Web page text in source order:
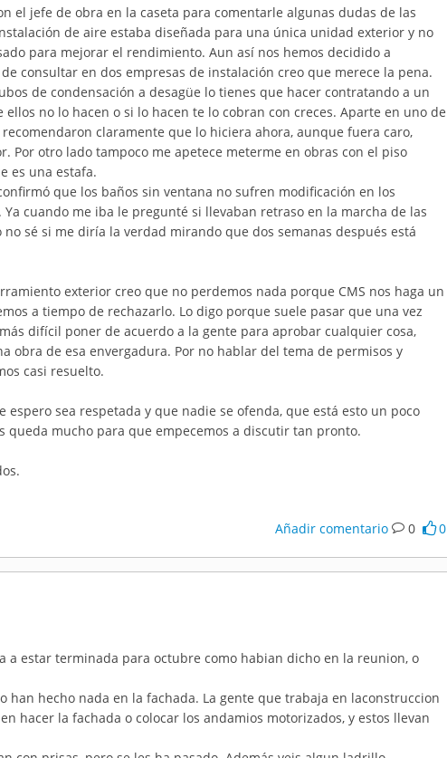
el jefe de obra en la caseta para comentarle algunas dudas de las
de aire estaba diseñada para una única unidad exterior y no
para mejorar el rendimiento. Aun así nos hemos decidido a
consultar en dos empresas de instalación creo que merece la pena.
de condensación a desagüe lo tienes que hacer contratando a un
no lo hacen o si lo hacen te lo cobran con creces. Aparte en uno de
claramente que lo hiciera ahora, aunque fuera caro,
Por otro lado tampoco me apetece meterme en obras con el piso
es una estafa.
que los baños sin ventana no sufren modificación en los
cuando me iba le pregunté si llevaban retraso en la marcha de las
sé si me diría la verdad mirando que dos semanas después está
exterior creo que no perdemos nada porque CMS nos haga un
a tiempo de rechazarlo. Lo digo porque suele pasar que una vez
difícil poner de acuerdo a la gente para aprobar cualquier cosa,
obra de esa envergadura. Por no hablar del tema de permisos y
casi resuelto.
espero sea respetada y que nadie se ofenda, que está esto un poco
queda mucho para que empecemos a discutir tan pronto.
Añadir comentario 0 0
a estar terminada para octubre como habian dicho en la reunion, o
han hecho nada en la fachada. La gente que trabaja en laconstruccion
hacer la fachada o colocar los andamios motorizados, y estos llevan